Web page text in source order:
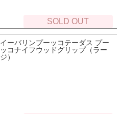
SOLD OUT
イーバリンプーッコテーダス プー
ッコナイフウッドグリップ（ラー
ジ）